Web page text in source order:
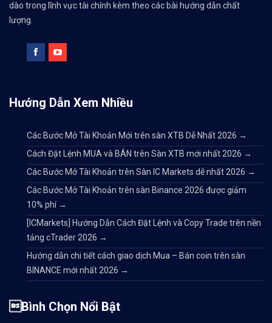
dào trong lĩnh vực tài chính kèm theo các bài hướng dẫn chất
lượng.
Hướng Dẫn Xem Nhiều
Các Bước Mở Tài Khoản Mới trên sàn XTB Dễ Nhất 2026 →
Cách Đặt Lệnh MUA và BÁN trên Sàn XTB mới nhất 2026 →
Các Bước Mở Tài Khoản trên Sàn IC Markets dễ nhất 2026 →
Các Bước Mở Tài Khoản trên sàn Binance 2026 được giảm
10% phí →
[ICMarkets] Hướng Dẫn Cách Đặt Lệnh và Copy Trade trên nền
tảng cTrader 2026 →
Hướng dẫn chi tiết cách giao dịch Mua – Bán coin trên sàn
BINANCE mới nhất 2026 →
Bình Chọn Nổi Bật